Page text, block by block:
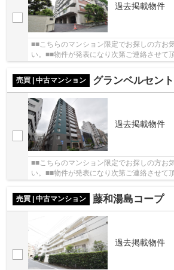
過去掲載物件
■■こちらのマンション限定でお探しの方お
い。■■物件が発表になり次第ご連絡させて
売買 | 中古マンション グランベルセン
過去掲載物件
■■こちらのマンション限定でお探しの方お
い。■■物件が発表になり次第ご連絡させて
売買 | 中古マンション 藤和湯島コープ
過去掲載物件